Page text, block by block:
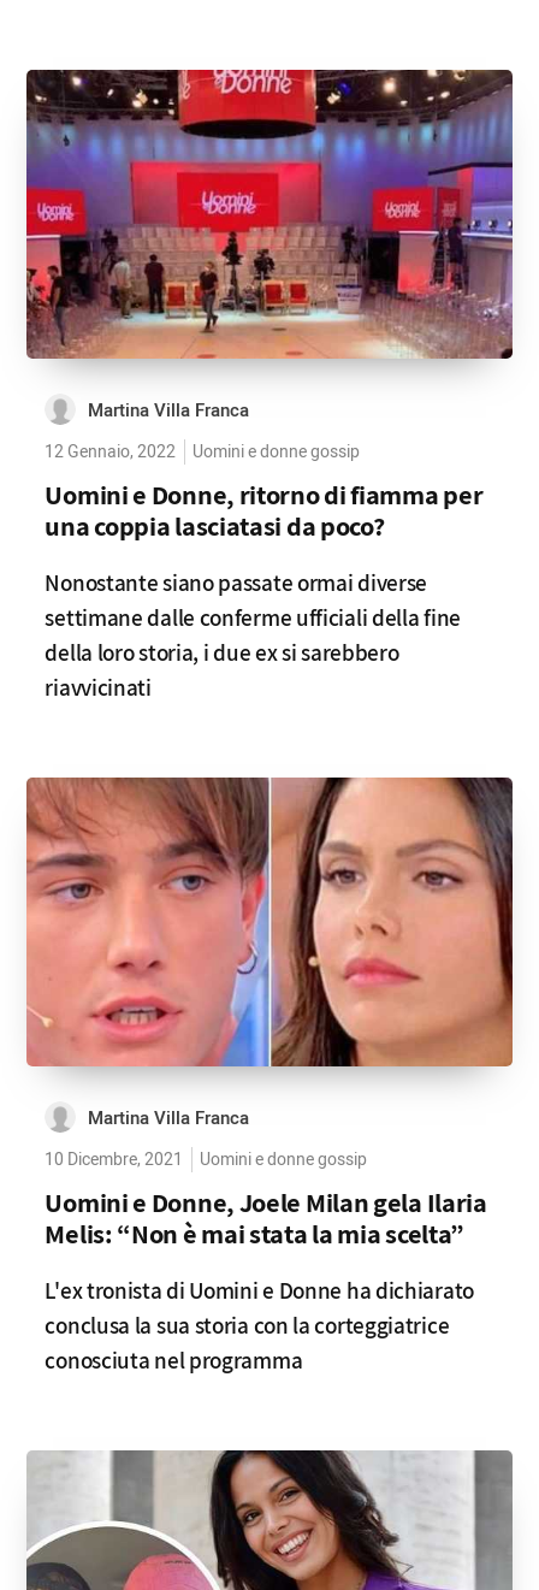
Martina Villa Franca
12 Gennaio, 2022 Uomini e donne gossip
Uomini e Donne, ritorno di fiamma per
una coppia lasciatasi da poco?
Nonostante siano passate ormai diverse
settimane dalle conferme ufficiali della fine
della loro storia, i due ex si sarebbero
riavvicinati
Martina Villa Franca
10 Dicembre, 2021 Uomini e donne gossip
Uomini e Donne, Joele Milan gela Ilaria
Melis: “Non è mai stata la mia scelta”
L'ex tronista di Uomini e Donne ha dichiarato
conclusa la sua storia con la corteggiatrice
conosciuta nel programma